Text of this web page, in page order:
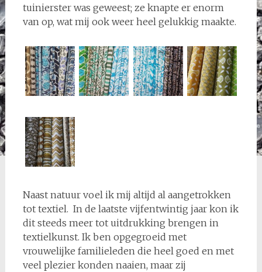
tuinierster was geweest; ze knapte er enorm
van op, wat mij ook weer heel gelukkig maakte.
Naast natuur voel ik mij altijd al aangetrokken
tot textiel. In de laatste vijfentwintig jaar kon ik
dit steeds meer tot uitdrukking brengen in
textielkunst. Ik ben opgegroeid met
vrouwelijke familieleden die heel goed en met
veel plezier konden naaien, maar zij